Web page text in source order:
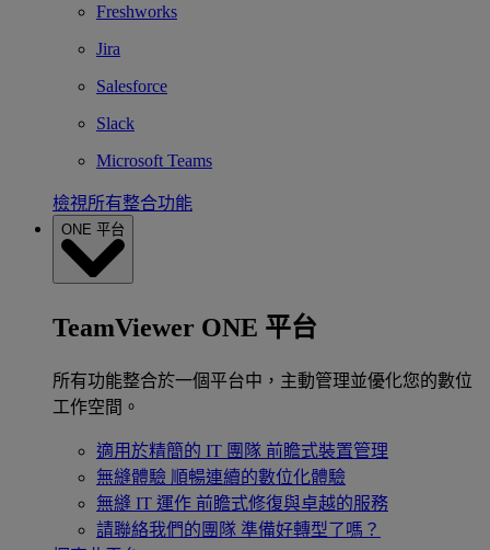
Freshworks
Jira
Salesforce
Slack
Microsoft Teams
檢視所有整合功能
ONE 平台
TeamViewer ONE 平台
所有功能整合於一個平台中，主動管理並優化您的數位
工作空間。
適用於精簡的 IT 團隊 前瞻式裝置管理
無縫體驗 順暢連續的數位化體驗
無縫 IT 運作 前瞻式修復與卓越的服務
請聯絡我們的團隊 準備好轉型了嗎？